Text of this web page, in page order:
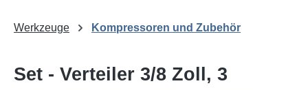
Werkzeuge Kompressoren und Zubehör
Set - Verteiler 3/8 Zoll, 3